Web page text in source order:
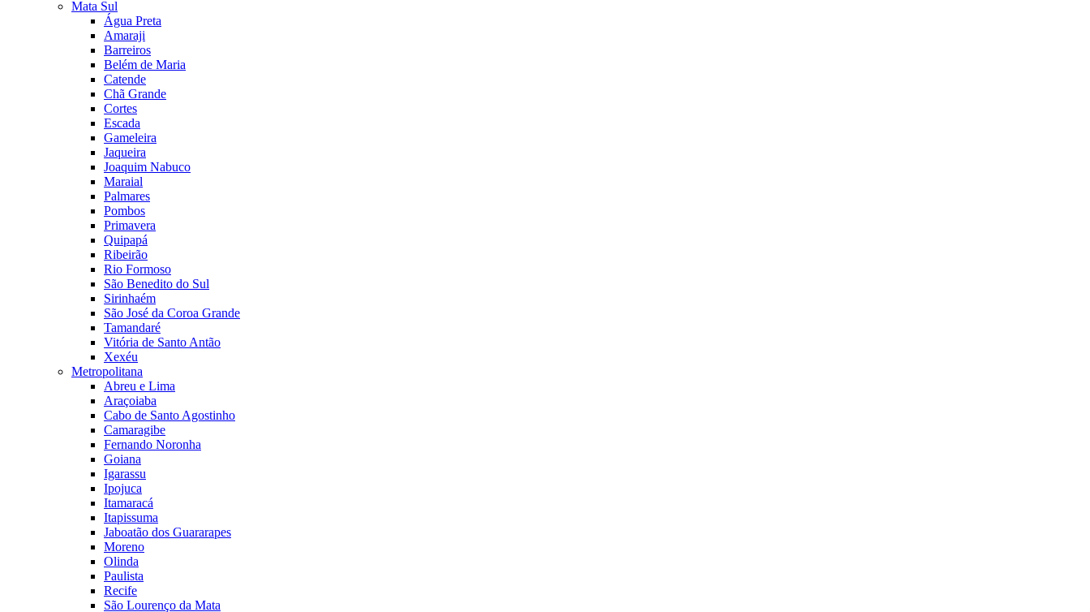
Mata Sul
Água Preta
Amaraji
Barreiros
Belém de Maria
Catende
Chã Grande
Cortes
Escada
Gameleira
Jaqueira
Joaquim Nabuco
Maraial
Palmares
Pombos
Primavera
Quipapá
Ribeirão
Rio Formoso
São Benedito do Sul
Sirinhaém
São José da Coroa Grande
Tamandaré
Vitória de Santo Antão
Xexéu
Metropolitana
Abreu e Lima
Araçoiaba
Cabo de Santo Agostinho
Camaragibe
Fernando Noronha
Goiana
Igarassu
Ipojuca
Itamaracá
Itapissuma
Jaboatão dos Guararapes
Moreno
Olinda
Paulista
Recife
São Lourenço da Mata